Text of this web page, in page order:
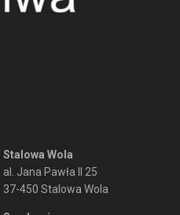
Stalowa Wola
al. Jana Pawła II 25
37-450 Stalowa Wola